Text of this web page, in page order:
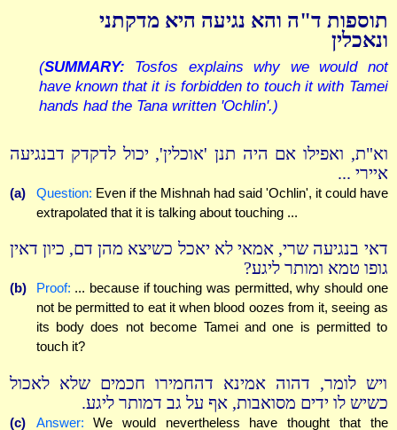
תוספות ד"ה והא נגיעה היא מדקתני
ונאכלין
(SUMMARY: Tosfos explains why we would not
have known that it is forbidden to touch it with Tamei
hands had the Tana written 'Ochlin'.)
וא"ת, ואפילו אם היה תנן 'אוכלין', יכול לדקדק דבנגיעה
איירי ...
(a) Question: Even if the Mishnah had said 'Ochlin', it could have
extrapolated that it is talking about touching ...
דאי בנגיעה שרי, אמאי לא יאכל כשיצא מהן דם, כיון דאין
גופו טמא ומותר ליגע?
(b) Proof: ... because if touching was permitted, why should one
not be permitted to eat it when blood oozes from it, seeing as
its body does not become Tamei and one is permitted to
touch it?
ויש לומר, דהוה אמינא דהחמירו חכמים שלא לאכול
כשיש לו ידים מסואבות, אף על גב דמותר ליגע.
(c) Answer: We would nevertheless have thought that the